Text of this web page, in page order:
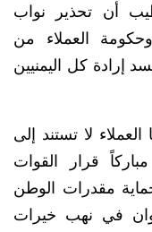
أن تحذير نواب
العملاء من
إرادة كل اليمنيين
لا تستند إلى
قرار القوات
مقدرات الوطن
في نهب خيرات